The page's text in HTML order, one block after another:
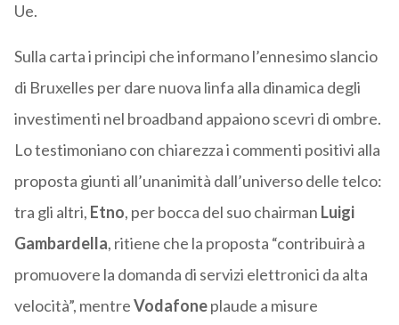
Ue.
Sulla carta i principi che informano l’ennesimo slancio
di Bruxelles per dare nuova linfa alla dinamica degli
investimenti nel broadband appaiono scevri di ombre.
Lo testimoniano con chiarezza i commenti positivi alla
proposta giunti all’unanimità dall’universo delle telco:
tra gli altri, Etno, per bocca del suo chairman Luigi
Gambardella, ritiene che la proposta “contribuirà a
promuovere la domanda di servizi elettronici da alta
velocità”, mentreVodafoneplaude a misure